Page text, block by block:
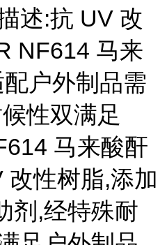
述:抗 UV 改
NF614 马来
户外制品需
性双满足
马来酸酐
改性树脂,添加
剂,经特殊耐